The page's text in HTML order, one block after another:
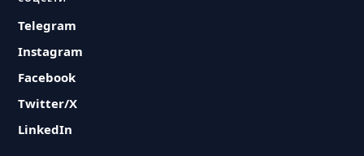
Telegram
Instagram
Facebook
Twitter/X
LinkedIn